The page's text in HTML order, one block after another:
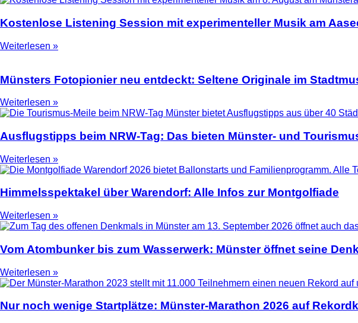
Kostenlose Listening Session mit experimenteller Musik am
Weiterlesen »
Münsters Fotopionier neu entdeckt: Seltene Originale im
Weiterlesen »
Ausflugstipps beim NRW-Tag: Das bieten Münster- und
Weiterlesen »
Himmelsspektakel über Warendorf: Alle Infos zur Montgolfiade
Weiterlesen »
Vom Atombunker bis zum Wasserwerk: Münster öffnet seine
Weiterlesen »
Nur noch wenige Startplätze: Münster-Marathon 2026 auf